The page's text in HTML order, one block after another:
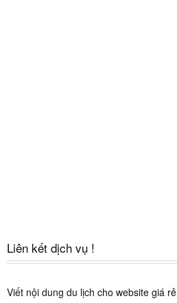
Liên kết dịch vụ !
Viết nội dung du lịch cho website giá rẻ